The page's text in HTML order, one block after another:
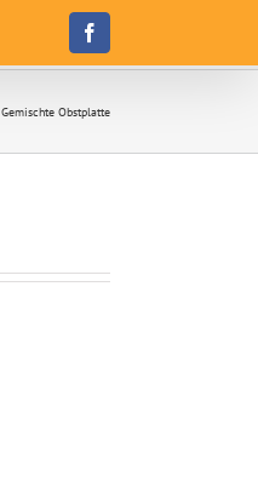
Facebook
Gemischte Obstplatte